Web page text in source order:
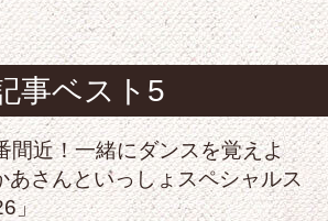
事ベスト5
間近！一緒にダンスを覚えよ
あさんといっしょスペシャルス
」